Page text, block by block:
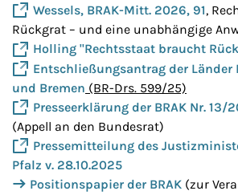
Wessels, BRAK-Mitt. 2026, 91,
Rückgrat – und eine unabhängige
Holling "Rechtsstaat braucht
Entschließungsantrag der Länder
und Bremen (BR-Drs. 599/25)
Presseerklärung der BRAK Nr. 13/
(Appell an den Bundesrat)
Pressemitteilung des
Pfalz v. 28.10.2025
Positionspapier der BRAK (zur